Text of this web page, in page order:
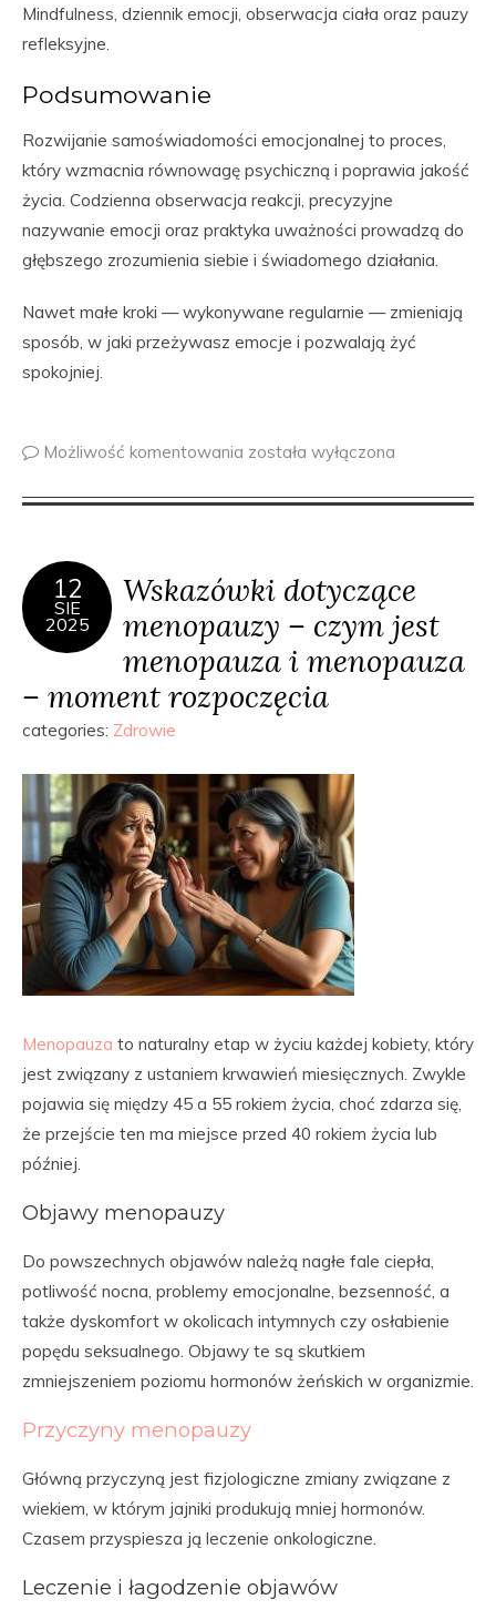
Mindfulness, dziennik emocji, obserwacja ciała oraz pauzy
refleksyjne.
Podsumowanie
Rozwijanie samoświadomości emocjonalnej to proces,
który wzmacnia równowagę psychiczną i poprawia jakość
życia. Codzienna obserwacja reakcji, precyzyjne
nazywanie emocji oraz praktyka uważności prowadzą do
głębszego zrozumienia siebie i świadomego działania.
Nawet małe kroki — wykonywane regularnie — zmieniają
sposób, w jaki przeżywasz emocje i pozwalają żyć
spokojniej.
Możliwość komentowania została wyłączona
12
SIE
2025
Wskazówki dotyczące
menopauzy – czym jest
menopauza i menopauza
– moment rozpoczęcia
categories: Zdrowie
Menopauza to naturalny etap w życiu każdej kobiety, który
jest związany z ustaniem krwawień miesięcznych. Zwykle
pojawia się między 45 a 55 rokiem życia, choć zdarza się,
że przejście ten ma miejsce przed 40 rokiem życia lub
później.
Objawy menopauzy
Do powszechnych objawów należą nagłe fale ciepła,
potliwość nocna, problemy emocjonalne, bezsenność, a
także dyskomfort w okolicach intymnych czy osłabienie
popędu seksualnego. Objawy te są skutkiem
zmniejszeniem poziomu hormonów żeńskich w organizmie.
Przyczyny menopauzy
Główną przyczyną jest fizjologiczne zmiany związane z
wiekiem, w którym jajniki produkują mniej hormonów.
Czasem przyspiesza ją leczenie onkologiczne.
Leczenie i łagodzenie objawów